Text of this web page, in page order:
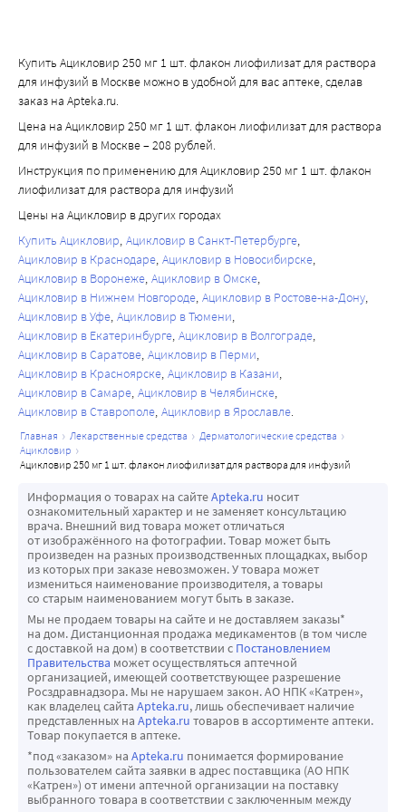
раствора для инфузий, определяется
продолжительностью периода риска возникновения
инфекции. Взрослые Для пациентов с ожирением при
расчете дозы ацикловира для внутривенного введения
на основании фактической массы тела могут быть
получены более высокие концентрации ацикловира в
плазме крови. Таким образом, следует рассматривать
необходимость уменьшения дозы для пациентов с
возраста или с нарушением функции почек. Используют
те же схемы лечения, что и при лечении инфекций,
вызванных ВПГ. Дети от 12 до 18 лет У детей в возрасте от
12 до 18 лет препарат Ацикловир, лиофилизат для
приготовления раствора для инфузий, следует
применять в режиме дозирования, указанном для
взрослых. Дети от 3 месяцев до 12 лет Расчет дозы
препарата Ацикловир, лиофилизат для приготовления
12 лет проводят в зависимости от массы тела.
Используют те же схемы лечения, что и при лечении
инфекций, вызванных ВПГ. У детей от 3 месяцев до 12 лет
со сниженной функцией почек требуется коррекция
дозы в соответствии со степенью нарушения функции
почек (см. таблицу 2). Пациенты пожилого возраста
Необходимо учитывать вероятность нарушения функции
почек у пациентов пожилого возраста, доза препарата
должна быть скорректирована в соответствии со
степенью нарушения функции почек. Следует
поддерживать надлежащий уровень гидратации
организма. Пациенты с нарушением функции почек
Препарат Ацикловир, лиофилизат для приготовления
раствора для инфузий, должен назначаться с
осторожностью пациентам с нарушением функции
почек. Следует поддерживать надлежащий уровень
гидратации организма. Доза для пациентов с
приходится около 10 15% введенной дозы препарата.
При назначении ацикловира через 1 ч после приема 1 г
пробенецида конечный период полувыведения
ацикловира и AUC (площадь под фармакокинетической
кривой «концентрация-время») увеличивались на 18% и
40% соответственно.
У новорожденных (от 0 до 3 месяцев) при введении
ацикловира в дозе 10 мг/кг в виде инфузии в течение 1
часа каждые 8 часов конечный период полувыведения из
плазмы крови составлял около 3,8 ч.
Особые группы пациентов
У пациентов с хронической почечной недостаточностью
конечный период полувыведения ацикловира составлял
в среднем 19,5 ч. При проведении гемодиализа средний
период полувыведения ацикловира составлял 5,7 ч.
Концентрация ацикловира в плазме крови во время
диализа снижалась приблизительно на 60%.
У пожилых пациентов общий клиренс ацикловира с
возрастом снижается параллельно со снижением
полувыведения ацикловира изменяется незначительно.
Купить Ацикловир 250 мг 1 шт. флакон лиофилизат для раствора
для инфузий в Москве можно в удобной для вас аптеке, сделав
заказ на Apteka.ru.
Цена на Ацикловир 250 мг 1 шт. флакон лиофилизат для раствора
для инфузий в Москве – 208 рублей.
Инструкция по применению для Ацикловир 250 мг 1 шт. флакон
лиофилизат для раствора для инфузий
Цены на Ацикловир в других городах
Купить Ацикловир Ацикловир в Санкт-Петербурге
Ацикловир в Краснодаре Ацикловир в Новосибирске
Ацикловир в Воронеже Ацикловир в Омске
Ацикловир в Нижнем Новгороде Ацикловир в Ростове-на-Дону
Ацикловир в Уфе Ацикловир в Тюмени
Ацикловир в Екатеринбурге Ацикловир в Волгограде
Ацикловир в Саратове Ацикловир в Перми
Ацикловир в Красноярске Ацикловир в Казани
Ацикловир в Самаре Ацикловир в Челябинске
Ацикловир в Ставрополе Ацикловир в Ярославле
главная лекарственные средства
дерматологические средства
ацикловир
ацикловир 250 мг 1 шт. флакон лиофилизат для раствора для инфузий
Информация о товарах на сайтеApteka.ru носит
ознакомительный характер и не заменяет консультацию
врача. Внешний вид товара может отличаться
от изображённого на фотографии. Товар может быть
произведен на разных производственных площадках, выбор
из которых при заказе невозможен. У товара может
измениться наименование производителя, а товары
со старым наименованием могут быть в заказе.
Мы не продаем товары на сайте и не доставляем заказы*
на дом. Дистанционная продажа медикаментов (в том числе
с доставкой на дом) в соответствии с Постановлением
Правительства может осуществляться аптечной
организацией, имеющей соответствующее разрешение
Росздравнадзора. Мы не нарушаем закон. АО НПК «Катрен»,
как владелец сайта Apteka.ru, лишь обеспечивает наличие
представленных на Apteka.ru товаров в ассортименте аптеки.
Товар покупается в аптеке.
*под «заказом» на Apteka.ru понимается формирование
пользователем сайта заявки в адрес поставщика (АО НПК
«Катрен») от имени аптечной организации на поставку
выбранного товара в соответствии с заключенным между